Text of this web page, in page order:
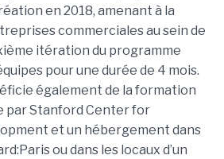
en 2018, amenant à la
commerciales au sein de
itération du programme
pour une durée de 4 mois.
également de la formation
Stanford Center for
et un hébergement dans
ou dans les locaux d’un